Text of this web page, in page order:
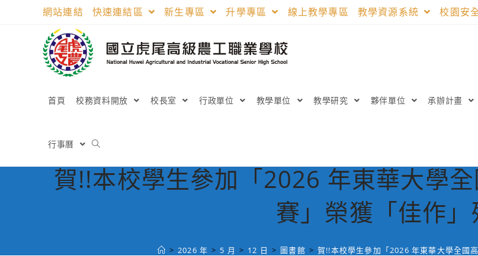
網站連結 快速連結區 新生專區 升學專區 線上教學專區 教學資源系統 校園安
首頁 校務資料開放 校長室 行政單位 教學單位 教學研究 夥伴單位 承辦計畫
行事曆
賀!!本校學生參加「2026 年東華大學
賽」榮獲「佳作」
> 2026 年 > 5 月 > 12 日 > 圖書館 > 賀!!本校學生參加「2026 年東華大學全國